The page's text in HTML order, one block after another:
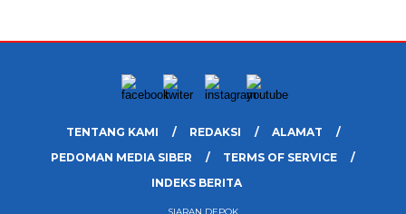
TENTANG KAMI REDAKSI
ALAMAT
PEDOMAN MEDIA SIBER
TERMS OF SERVICE
INDEKS BERITA